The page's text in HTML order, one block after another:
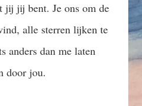
jij jij bent. Je ons om de
alle sterren lijken te
anders dan me laten
door jou.